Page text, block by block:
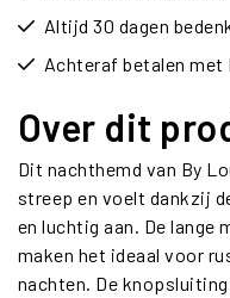
Altijd 30 dagen
Achteraf betalen met
Over dit
Dit nachthemd van By
streep en voelt dankzij
en luchtig aan. De lange
maken het ideaal voor
nachten. De